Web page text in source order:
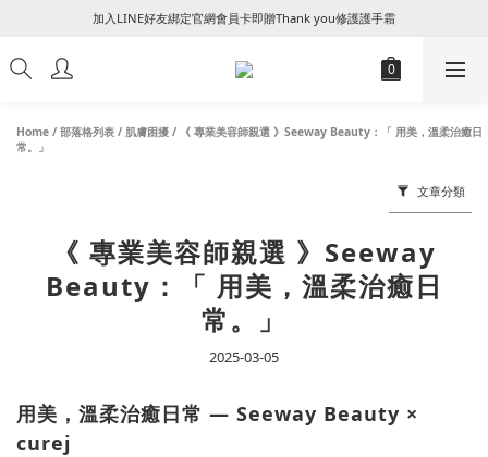
꒰ 新朋友加入會員及填寫生日享NT$50 + 生日禮金 ꒱
加入LINE好友綁定官網會員卡即贈Thank you修護護手霜
Home / 部落格列表 / 肌膚困擾 /
《 專業美容師親選 》Seeway Beauty：「 用美，溫柔治癒日
常。」
文章分類
《 專業美容師親選 》Seeway
Beauty：「 用美，溫柔治癒日
常。」
2025-03-05
用美，溫柔治癒日常 — Seeway Beauty ×
curej